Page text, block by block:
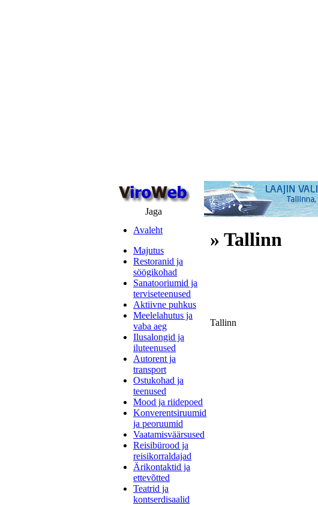
Jaga
Avaleht
Majutus
Restoranid ja
söögikohad
Sanatooriumid ja
terviseteenused
Aktiivne puhkus
Meelelahutus ja
vaba aeg
Ilusalongid ja
iluteenused
Autorent ja
transport
Ostukohad ja
teenused
Mood ja riidepoed
Konverentsiruumid
ja peoruumid
Vaatamisväärsused
Reisibürood ja
reisikorraldajad
Ärikontaktid ja
ettevõtted
Teatrid ja
kontserdisaalid
» Tallinn
Tallinn